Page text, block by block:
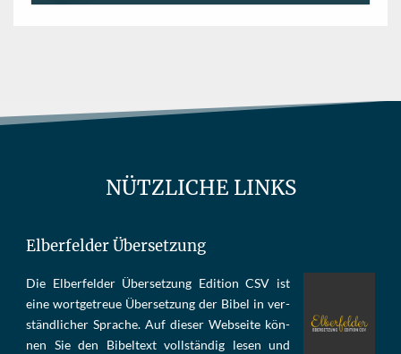
NÜTZLICHE LINKS
Elberfelder Übersetzung
Die Elber­fel­der Über­set­zung Edi­tion CSV ist
eine wort­ge­treue Über­set­zung der Bi­bel in ver­
ständ­li­cher Spra­che. Auf die­ser Web­sei­te kön­
nen Sie den Bi­bel­text voll­stän­dig le­sen und